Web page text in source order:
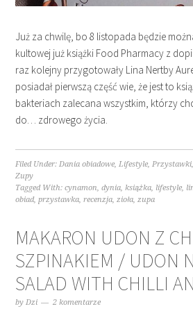
Już za chwilę, bo 8 listopada będzie
kultowej już książki Food Pharmacy z
raz kolejny przygotowały Lina Nertby
posiadał pierwszą część wie, że jest to
bakteriach zalecana wszystkim, którzy
do… zdrowego życia.
Filed Under:Dania obiadowe,Lifestyle,Przystawki
Zupy
Tagged With:cynamon,dynia,książka, lifestyle,
obiad,przystawka,recenzja,zioła,zupa
MAKARON UDON Z
SZPINAKIEM / UDON
SALAD WITH CHILLI
byDzi 2 komentarze